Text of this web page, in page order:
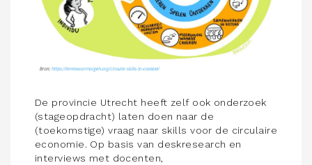
De provincie Utrecht heeft zelf ook onderzoek
(stageopdracht) laten doen naar de
(toekomstige) vraag naar skills voor de circulaire
economie. Op basis van deskresearch en
interviews met docenten,